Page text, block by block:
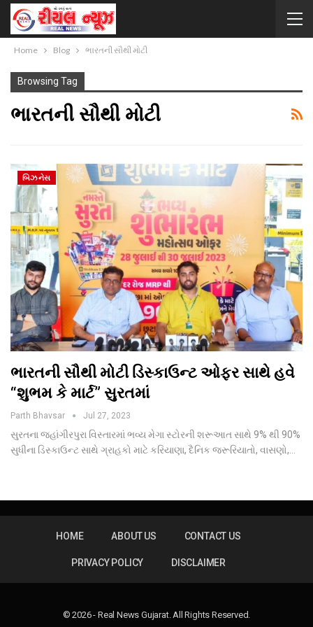
Home Blog ભારતની સૌથી મોટી
Browsing Tag
ભારતની સૌથી મોટી
બિઝનેસ
ભારતની સૌથી મોટી ડિસ્કાઉન્ટ ઓફર સાથે હવે
“શુભમ કે માર્ટ” સુરતમાં
Parth Bhavsar Jul 27, 2023
સુરતના જહાંગીરપુરા વિસ્તારમાં ભવ્ય મેગા સ્ટોરની શરૂઆત સાથે 9% થી 90%
સુધીના ડિસ્કાઉન્ટ સાથે ગ્રાહકો માટે કરિયાણા, દૈનિક જરૂરિયાતો, વાસણો,…
HOME ABOUT US CONTACT US
PRIVACY POLICY DISCLAIMER
© 2026 - Real News Gujarat. All Rights Reserved.